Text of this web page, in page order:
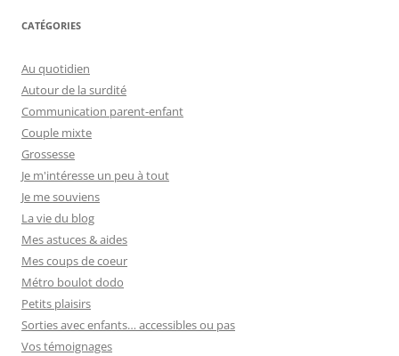
CATÉGORIES
Au quotidien
Autour de la surdité
Communication parent-enfant
Couple mixte
Grossesse
Je m'intéresse un peu à tout
Je me souviens
La vie du blog
Mes astuces & aides
Mes coups de coeur
Métro boulot dodo
Petits plaisirs
Sorties avec enfants… accessibles ou pas
Vos témoignages